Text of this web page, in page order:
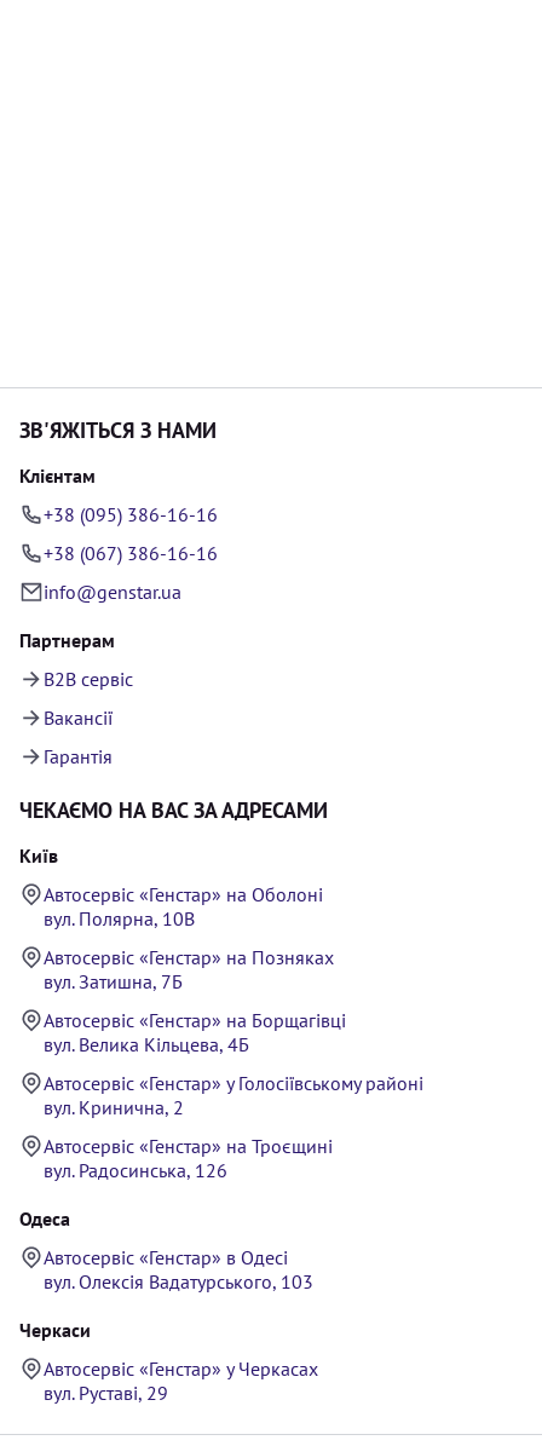
ЗВ'ЯЖІТЬСЯ З НАМИ
Клієнтам
+38 (095) 386-16-16
+38 (067) 386-16-16
info@genstar.ua
Партнерам
B2B сервіс
Вакансії
Гарантія
ЧЕКАЄМО НА ВАС ЗА АДРЕСАМИ
Київ
Автосервіс «Генстар» на Оболоні
вул. Полярна, 10В
Автосервіс «Генстар» на Позняках
вул. Затишна, 7Б
Автосервіс «Генстар» на Борщагівці
вул. Велика Кільцева, 4Б
Автосервіс «Генстар» у Голосіївському районі
вул. Кринична, 2
Автосервіс «Генстар» на Троєщині
вул. Радосинська, 126
Одеса
Автосервіс «Генстар» в Одесі
вул. Олексія Вадатурського, 103
Черкаси
Автосервіс «Генстар» у Черкасах
вул. Руставі, 29